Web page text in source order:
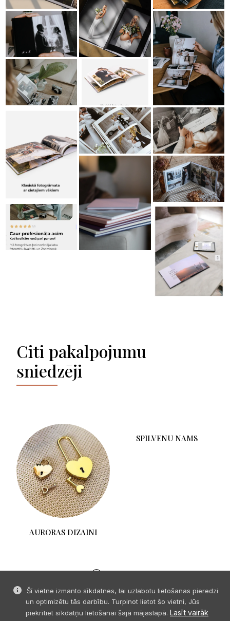
Citi pakalpojumu
sniedzēji
AURORAS DIZAINI
Šī vietne izmanto sīkdatnes, lai uzlabotu lietošanas pieredzi
un optimizētu tās darbību. Turpinot lietot šo vietni, Jūs
piekrītiet sīkdatņu lietošanai šajā mājaslapā. Lasīt vairāk